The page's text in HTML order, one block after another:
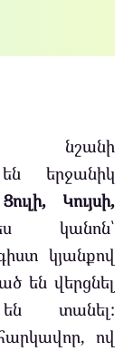
նշանի
են երջանիկ
Ցուլի, Կույսի,
կյանքով
են վերցնել
տանել:
ով